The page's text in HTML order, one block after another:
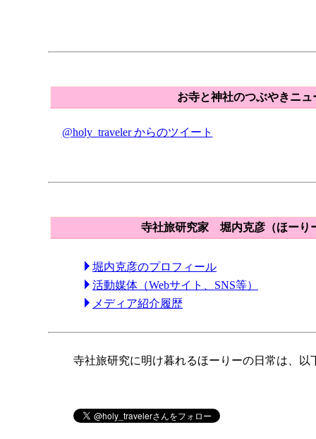
お寺と神社のつぶやきニ
@holy_traveler からのツイート
寺社旅研究家 堀内克彦（ほーり
堀内克彦のプロフィール
活動媒体（Webサイト、SNS等）
メディア紹介履歴
寺社旅研究に明け暮れるほーりーの日常は、以